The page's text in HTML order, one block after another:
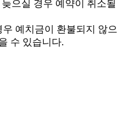
으실 경우 예약이 취소될
예치금이 환불되지 않으
수 있습니다.